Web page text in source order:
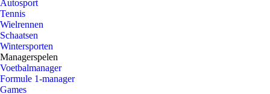
Autosport
Tennis
Wielrennen
Schaatsen
Wintersporten
Managerspelen
Voetbalmanager
Formule 1-manager
Games